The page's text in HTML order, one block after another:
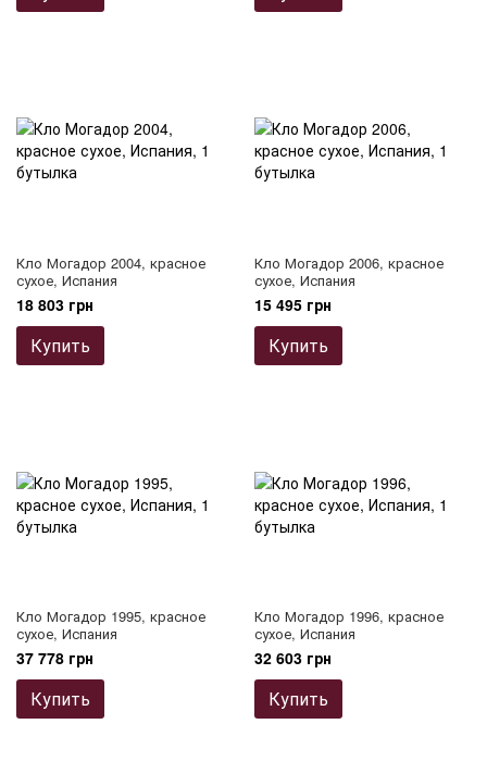
Кло Могадор 2004, красное
сухое, Испания
18 803 грн
Купить
Кло Могадор 2006, красное
сухое, Испания
15 495 грн
Купить
Кло Могадор 1995, красное
сухое, Испания
37 778 грн
Купить
Кло Могадор 1996, красное
сухое, Испания
32 603 грн
Купить